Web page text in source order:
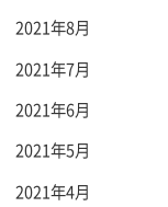
2021年8月
2021年7月
2021年6月
2021年5月
2021年4月